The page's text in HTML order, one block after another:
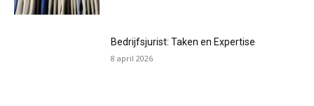
Bedrijfsjurist: Taken en Expertise
8 april 2026